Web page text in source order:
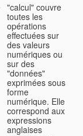
"calcul" couvre
toutes les
opérations
effectuées sur
des valeurs
numériques ou
sur des
"données"
exprimées sous
forme
numérique. Elle
correspond aux
expressions
anglaises